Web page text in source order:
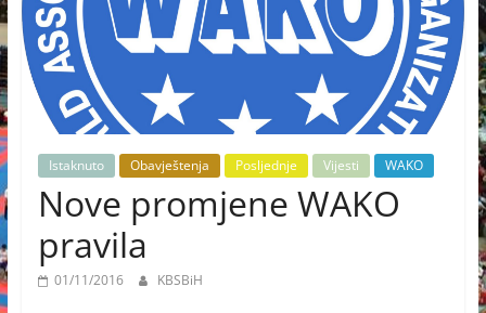
Istaknuto Obavještenja Posljednje Vijesti WAKO
Nove promjene WAKO
pravila
01/11/2016 KBSBiH